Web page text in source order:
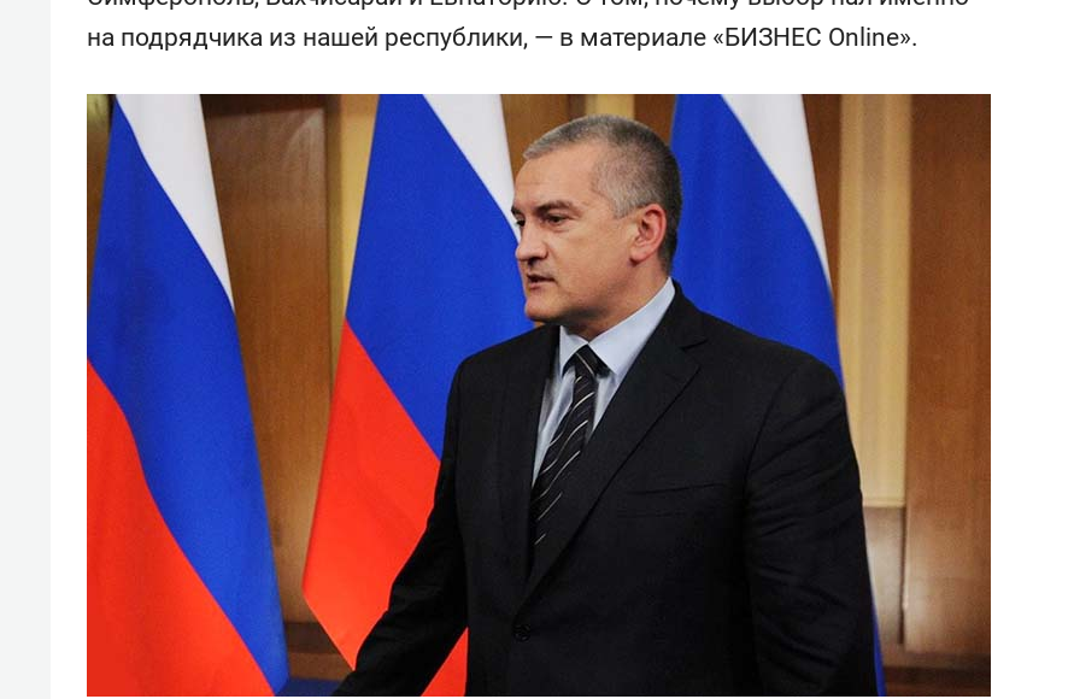
на подрядчика из нашей республики, — в материале «БИЗНЕС Online».
состоянием как основа
антихрупких команд